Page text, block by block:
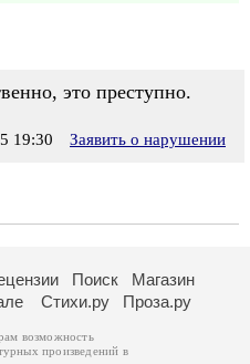
это преступно.
19:30 Заявить о нарушении
Поиск
Магазин
Стихи.ру Проза.ру
возможность
произведений в